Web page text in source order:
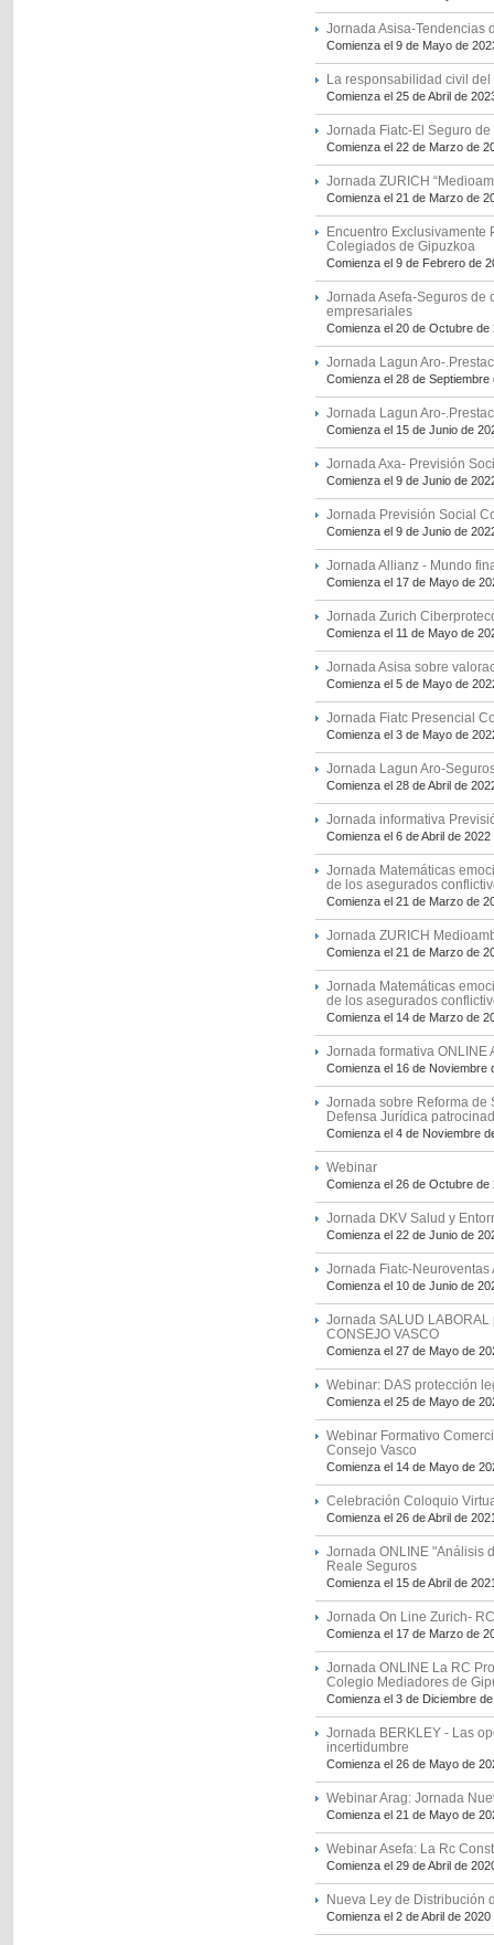
Jornada Asisa-Tendencias
Comienza el 9 de Mayo de
La responsabilidad civil
Comienza el 25 de Abril de
Jornada Fiatc-El Seguro
Comienza el 22 de Marzo de
Jornada ZURICH
Comienza el 21 de Marzo de
Encuentro Exclusivamente
Colegiados de Gipuzkoa
Comienza el 9 de Febrero de
Jornada Asefa-Seguros de
empresariales
Comienza el 20 de Octubre de
Jornada Lagun Aro-
Comienza el 28 de Septiembre
Jornada Lagun Aro-
Comienza el 15 de Junio de
Jornada Axa- Previsión
Comienza el 9 de Junio de
Jornada Previsión Social
Comienza el 9 de Junio de
Jornada Allianz - Mundo
Comienza el 17 de Mayo de
Jornada Zurich
Comienza el 11 de Mayo de
Jornada Asisa sobre
Comienza el 5 de Mayo de
Jornada Fiatc Presencial
Comienza el 3 de Mayo de
Jornada Lagun Aro-
Comienza el 28 de Abril de
Jornada informativa
Comienza el 6 de Abril de 2022
Jornada Matemáticas
de los asegurados
Comienza el 21 de Marzo de
Jornada ZURICH
Comienza el 21 de Marzo de
Jornada Matemáticas
de los asegurados
Comienza el 14 de Marzo de
Jornada formativa ONLINE
Comienza el 16 de Noviembre
Jornada sobre Reforma de
Defensa Jurídica
Comienza el 4 de Noviembre
Webinar
Comienza el 26 de Octubre de
Jornada DKV Salud y
Comienza el 22 de Junio de
Jornada Fiatc-Neuroventas
Comienza el 10 de Junio de
Jornada SALUD
CONSEJO VASCO
Comienza el 27 de Mayo de
Webinar: DAS protección
Comienza el 25 de Mayo de
Webinar Formativo
Consejo Vasco
Comienza el 14 de Mayo de
Celebración Coloquio
Comienza el 26 de Abril de
Jornada ONLINE "Análisis
Reale Seguros
Comienza el 15 de Abril de
Jornada On Line Zurich-
Comienza el 17 de Marzo de
Jornada ONLINE La RC
Colegio Mediadores de
Comienza el 3 de Diciembre
Jornada BERKLEY - Las
incertidumbre
Comienza el 26 de Mayo de
Webinar Arag: Jornada
Comienza el 21 de Mayo de
Webinar Asefa: La Rc
Comienza el 29 de Abril de
Nueva Ley de Distribución
Comienza el 2 de Abril de 2020